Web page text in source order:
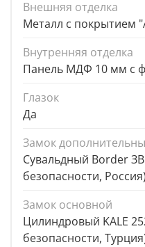
Внешняя отделка
Металл с покрытием
Внутренняя отделка
Панель МДФ 10 мм с
Глазок
Да
Замок
Сувальдный Border ЗВ
безопасности, Россия)
Замок основной
Цилиндровый KALE
безопасности,